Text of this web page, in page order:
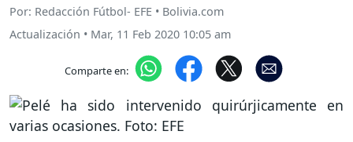
Por: Redacción Fútbol- EFE • Bolivia.com
Actualización • Mar, 11 Feb 2020 10:05 am
Comparte en: